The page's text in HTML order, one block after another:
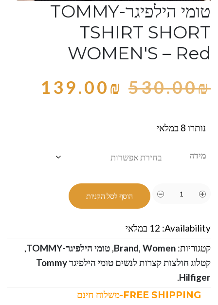
טומי הילפיגר-TOMMY
TSHIRT SHORT
WOMEN'S – Red
530.00₪
139.00₪
נותרו 8 במלאי
מידה
הוסף לסל הקניות
Availability: 12 במלאי
קטגוריות:
Brand, Women
,טומי הילפיגר-TOMMY
,
קטלוג חולצות קצרות לנשים טומי הילפיגר Tommy
Hilfiger
.